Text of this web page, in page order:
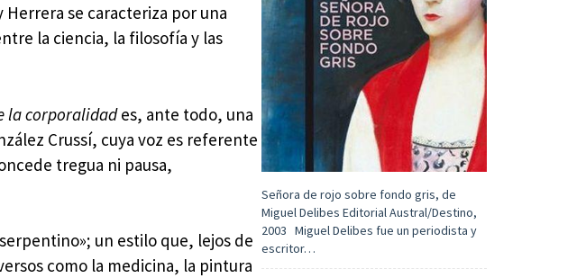
Herrera se caracteriza por una
la ciencia, la filosofía y las
la corporalidades, ante todo, una
Crussí, cuya voz es referente
tregua ni pausa,
un estilo que, lejos de
como la medicina, la pintura
Señora de rojo sobre fondo gris, de
Miguel Delibes Editorial Austral/Destino,
2003 Miguel Delibes fue un periodista y
escritor…